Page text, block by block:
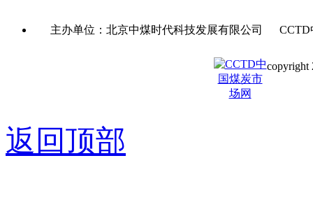
主办单位：北京中煤时代科技发展有限公司
copyright
返回顶部